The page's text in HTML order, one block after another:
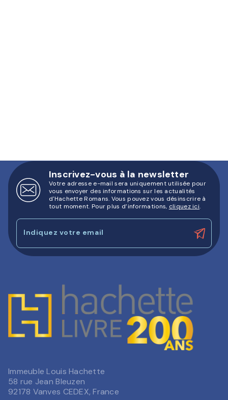
Inscrivez-vous à la newsletter
Votre adresse e-mail sera uniquement utilisée pour
vous envoyer des informations sur les actualités
d'Hachette Romans. Vous pouvez vous désinscrire à
tout moment. Pour plus d’informations, cliquez ici.
Indiquez votre email
Immeuble Louis Hachette
58 rue Jean Bleuzen
92178 Vanves CEDEX, France